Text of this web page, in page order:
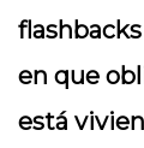
en que
está